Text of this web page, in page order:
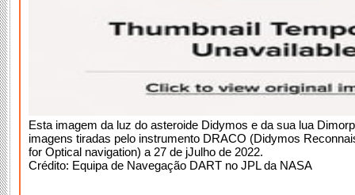
Esta imagem da luz do asteroide Didymos e da sua lua
imagens tiradas pelo instrumento DRACO (Didymos
for Optical navigation) a 27 de jJulho de 2022.
Crédito: Equipa de Navegação DART no JPL da NASA